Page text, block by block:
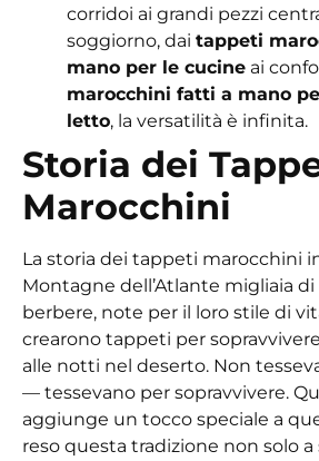
corridoi ai grandi pezzi
soggiorno, dai tappeti
mano per le cucine ai
marocchini fatti a mano
letto, la versatilità è infinita.
Storia dei
Marocchini
La storia dei tappeti marocchini
Montagne dell’Atlante migliaia di
berbere, note per il loro stile di
crearono tappeti per
alle notti nel deserto. Non
— tessevano per sopravvivere.
aggiunge un tocco speciale a
reso questa tradizione non solo a